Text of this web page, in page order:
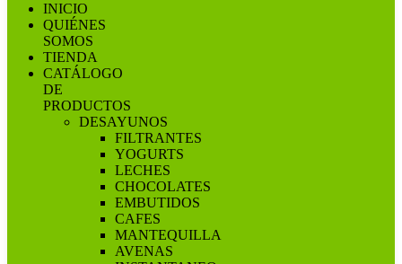
INICIO
QUIÉNES
SOMOS
TIENDA
CATÁLOGO
DE
PRODUCTOS
DESAYUNOS
FILTRANTES
YOGURTS
LECHES
CHOCOLATES
EMBUTIDOS
CAFES
MANTEQUILLA
AVENAS